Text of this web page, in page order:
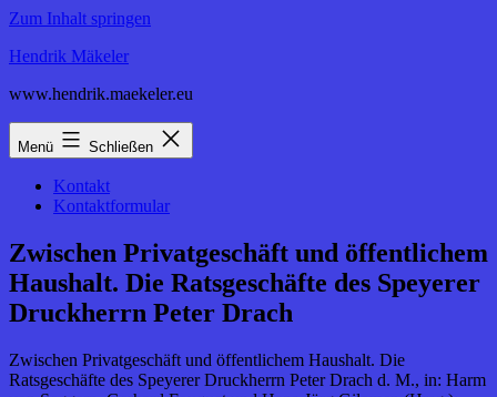
Zum Inhalt springen
Hendrik Mäkeler
www.hendrik.maekeler.eu
Menü Schließen
Kontakt
Kontaktformular
Zwischen Privatgeschäft und öffentlichem
Haushalt. Die Ratsgeschäfte des Speyerer
Druckherrn Peter Drach
Zwischen Privatgeschäft und öffentlichem Haushalt. Die
Ratsgeschäfte des Speyerer Druckherrn Peter Drach d. M., in: Harm